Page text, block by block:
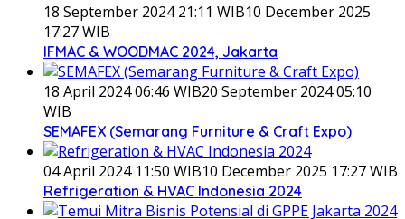
18 September 2024 21:11 WIB10 December 2025
17:27 WIB
IFMAC & WOODMAC 2024, Jakarta
18 April 2024 06:46 WIB20 September 2024 05:10
WIB
SEMAFEX (Semarang Furniture & Craft Expo)
04 April 2024 11:50 WIB10 December 2025 17:27 WIB
Refrigeration & HVAC Indonesia 2024